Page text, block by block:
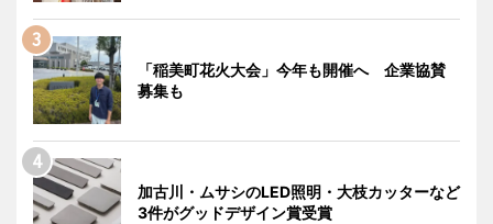
「稲美町花火大会」今年も開催へ 企業協賛
募集も
加古川・ムサシのLED照明・大枝カッターなど
3件がグッドデザイン賞受賞